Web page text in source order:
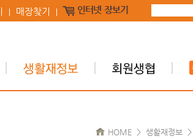
매장찾기 인터넷 장보기
HOME > 생활재정보 >